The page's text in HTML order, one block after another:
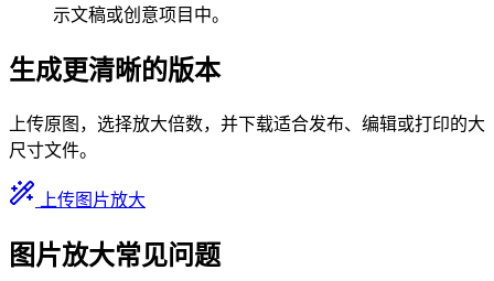
示文稿或创意项目中。
生成更清晰的版本
上传原图，选择放大倍数，并下载适合发布、编辑或打印的大
尺寸文件。
上传图片放大
图片放大常见问题